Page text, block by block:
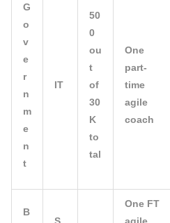
G
o
v
e
r
n
m
e
n
t
IT
50
0
ou
t
of
30
K
to
tal
One
part-
time
agile
coach
B
S
One FT
agile